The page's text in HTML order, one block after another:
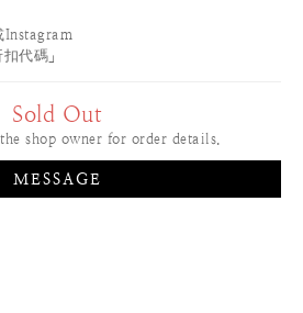
Instagram
代碼」
Sold Out
the shop owner for order details.
MESSAGE